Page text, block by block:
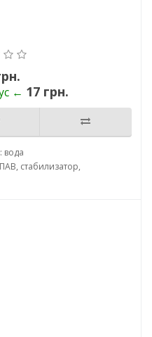
← 17 грн.
вода
стабилизатор,